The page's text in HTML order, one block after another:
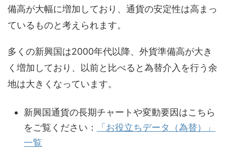
備高が大幅に増加しており、通貨の安定性は高まっ
ているものと考えられます。
多くの新興国は2000年代以降、外貨準備高が大き
く増加しており、以前と比べると為替介入を行う余
地は大きくなっています。
新興国通貨の長期チャートや変動要因はこちら
をご覧ください：
「お役立ちデータ（為替）」
一覧